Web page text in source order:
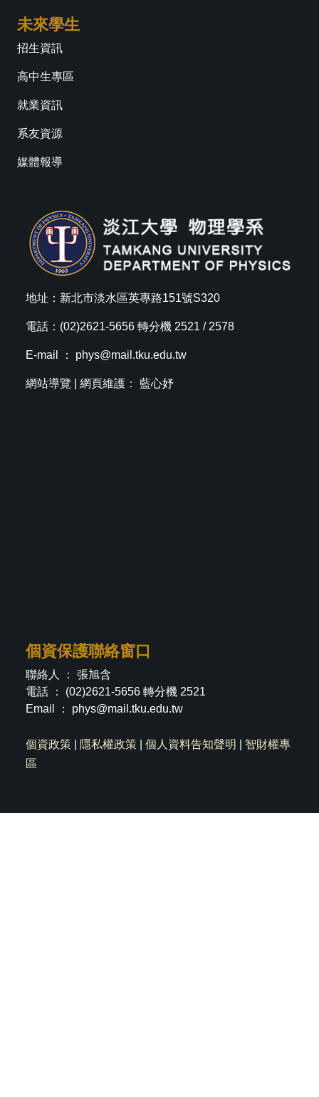
未來學生
招生資訊
高中生專區
就業資訊
系友資源
媒體報導
地址：新北市淡水區英專路151號S320
電話：(02)2621-5656 轉分機 2521 / 2578
E-mail ： phys@mail.tku.edu.tw
網站導覽 | 網頁維護： 藍心妤
個資保護聯絡窗口
聯絡人 ： 張旭含
電話 ： (02)2621-5656 轉分機 2521
Email ： phys@mail.tku.edu.tw
個資政策 隱私權政策 個人資料告知聲明
智財權專
區